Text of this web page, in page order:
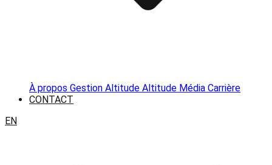
À propos Gestion Altitude Altitude Média Carrière
CONTACT
EN